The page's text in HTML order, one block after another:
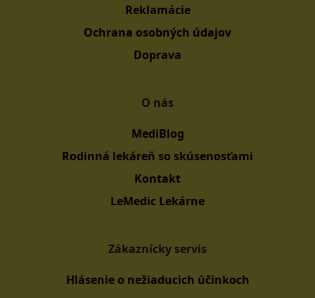
Reklamácie
Ochrana osobných údajov
Doprava
O nás
MediBlog
Rodinná lekáreň so skúsenosťami
Kontakt
LeMedic Lekárne
Zákaznícky servis
Hlásenie o nežiaducich účinkoch